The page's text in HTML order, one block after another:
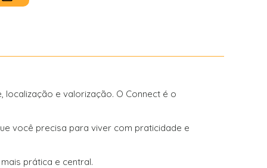
e valorização. O Connect é o
você precisa para viver com praticidade e
prática e central.